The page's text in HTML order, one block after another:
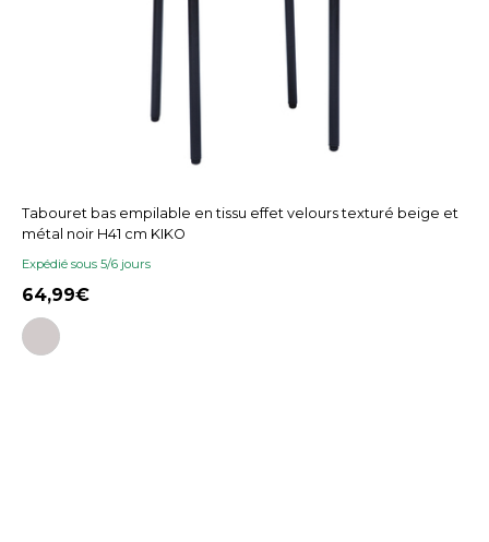
Tabouret bas empilable en tissu effet velours texturé beige et
métal noir H41 cm KIKO
Expédié sous 5/6 jours
64,99